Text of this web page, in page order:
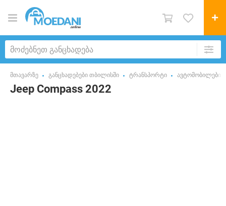
მთავარზე განცხადებები თბილისში ტრანსპორტი ავტომობილები
Jeep Compass 2022